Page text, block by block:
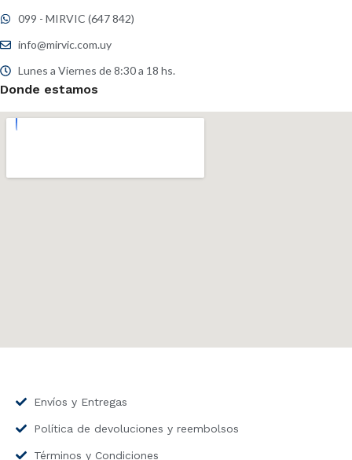
099 - MIRVIC (647 842)
info@mirvic.com.uy
Lunes a Viernes de 8:30 a 18 hs.
Donde estamos
Envíos y Entregas
Política de devoluciones y reembolsos
Términos y Condiciones